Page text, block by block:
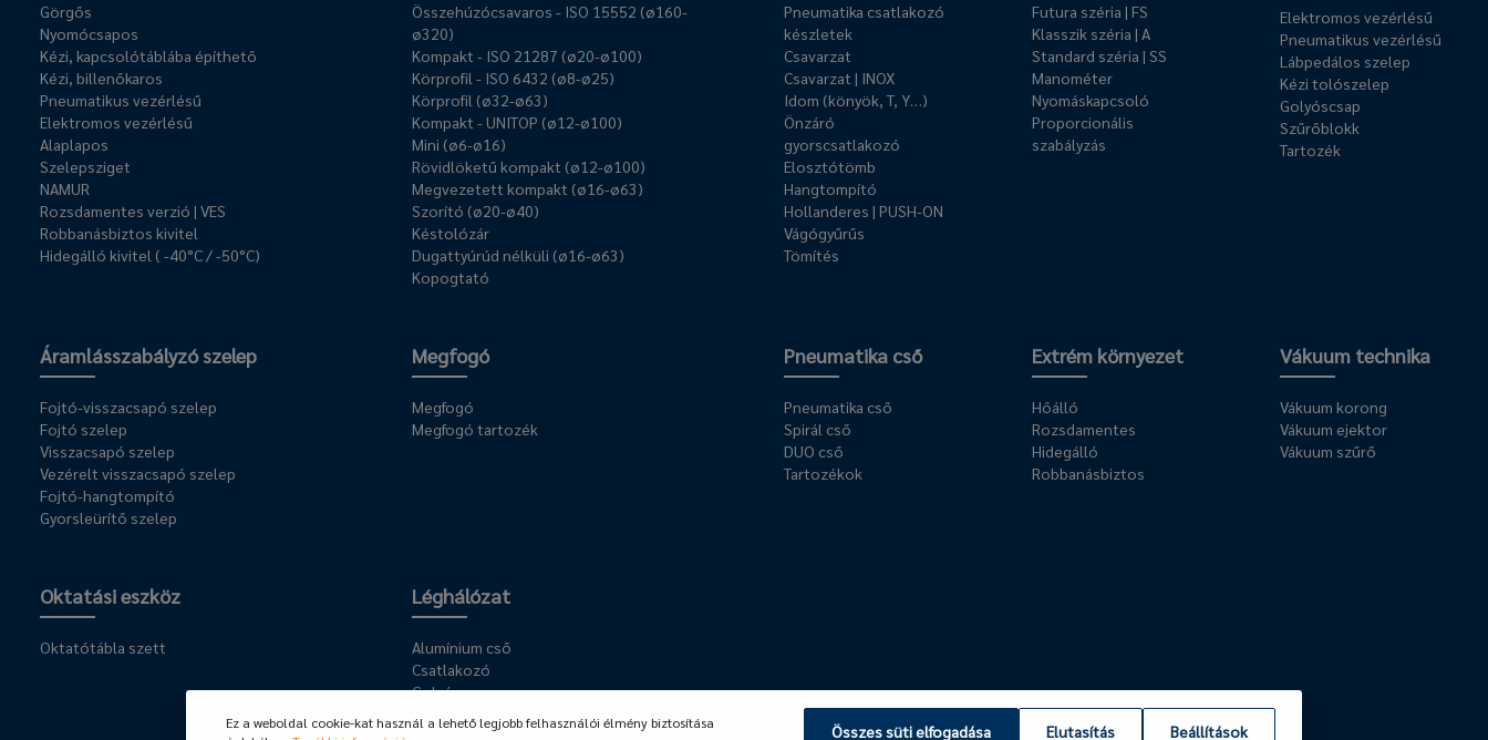
Görgős
Nyomócsapos
Kézi, kapcsolótáblába építhető
Kézi, billenőkaros
Pneumatikus vezérlésű
Elektromos vezérlésű
Alaplapos
Szelepsziget
NAMUR
Rozsdamentes verzió | VES
Robbanásbiztos kivitel
Hidegálló kivitel ( -40°C / -50°C)
Összehúzócsavaros - ISO 15552 (ø160-
ø320)
Kompakt - ISO 21287 (ø20-ø100)
Körprofil - ISO 6432 (ø8-ø25)
Körprofil (ø32-ø63)
Kompakt - UNITOP (ø12-ø100)
Mini (ø6-ø16)
Rövidlöketű kompakt (ø12-ø100)
Megvezetett kompakt (ø16-ø63)
Szorító (ø20-ø40)
Késtolózár
Dugattyúrúd nélküli (ø16-ø63)
Kopogtató
Pneumatika csatlakozó
készletek
Csavarzat
Csavarzat | INOX
Idom (könyök, T, Y…)
Önzáró
gyorscsatlakozó
Elosztótömb
Hangtompító
Hollanderes | PUSH-ON
Vágógyűrűs
Tömítés
Futura széria | FS
Klasszik széria | A
Standard széria | SS
Manométer
Nyomáskapcsoló
Proporcionális
szabályzás
Elektromos vezérlésű
Pneumatikus vezérlésű
Lábpedálos szelep
Kézi tolószelep
Golyóscsap
Szűrőblokk
Tartozék
Áramlásszabályzó szelep
Fojtó-visszacsapó szelep
Fojtó szelep
Visszacsapó szelep
Vezérelt visszacsapó szelep
Fojtó-hangtompító
Gyorsleürítő szelep
Megfogó
Megfogó
Megfogó tartozék
Pneumatika cső
Pneumatika cső
Spirál cső
DUO cső
Tartozékok
Extrém környezet
Hőálló
Rozsdamentes
Hidegálló
Robbanásbiztos
Vákuum technika
Vákuum korong
Vákuum ejektor
Vákuum szűrő
Oktatási eszköz
Oktatótábla szett
Léghálózat
Alumínium cső
Csatlakozó
Golyóscsap
Ez a weboldal cookie-kat használ a lehető legjobb felhasználói élmény biztosítása
Összes süti elfogadása Elutasítás Beállítások